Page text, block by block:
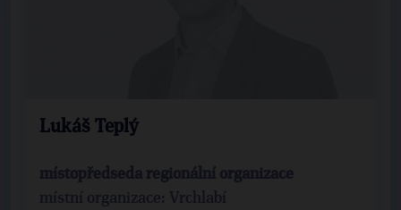
Lukáš Teplý
místopředseda regionální organizace
místní organizace: Vrchlabí